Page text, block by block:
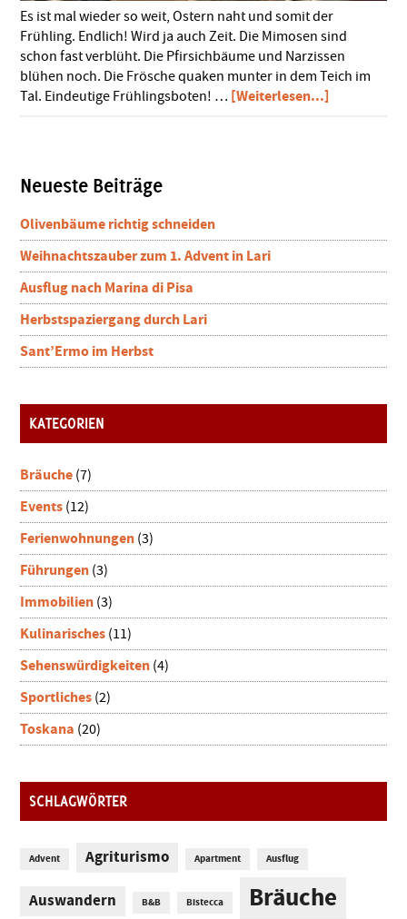
Es ist mal wieder so weit, Ostern naht und somit der
Frühling. Endlich! Wird ja auch Zeit. Die Mimosen sind
schon fast verblüht. Die Pfirsichbäume und Narzissen
blühen noch. Die Frösche quaken munter in dem Teich im
Tal. Eindeutige Frühlingsboten! … [Weiterlesen...]
Seitenspalte
Neueste Beiträge
Olivenbäume richtig schneiden
Weihnachtszauber zum 1. Advent in Lari
Ausflug nach Marina di Pisa
Herbstspaziergang durch Lari
Sant’Ermo im Herbst
KATEGORIEN
Bräuche (7)
Events (12)
Ferienwohnungen (3)
Führungen (3)
Immobilien (3)
Kulinarisches (11)
Sehenswürdigkeiten (4)
Sportliches (2)
Toskana (20)
SCHLAGWÖRTER
Advent Agriturismo Apartment Ausflug
Auswandern B&B Bistecca Bräuche